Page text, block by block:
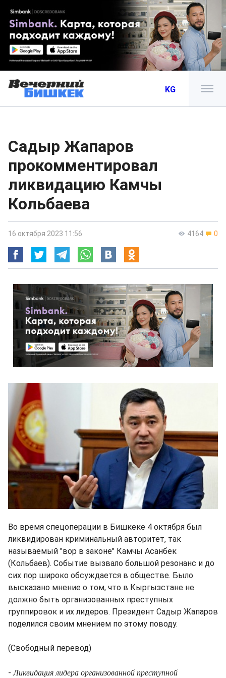
KG
Садыр Жапаров
прокомментировал
ликвидацию Камчы
Кольбаева
4164 0
16 октября 2023 11:56
Во время спецоперации в Бишкеке 4 октября был
ликвидирован криминальный авторитет, так
называемый "вор в законе" Камчы Асанбек
(Кольбаев). Событие вызвало большой резонанс и до
сих пор широко обсуждается в обществе. Было
высказано мнение о том, что в Кыргызстане не
должно быть организованных преступных
группировок и их лидеров. Президент Садыр Жапаров
поделился своим мнением по этому поводу.
(Свободный перевод)
-Ликвидация лидера организованной преступной